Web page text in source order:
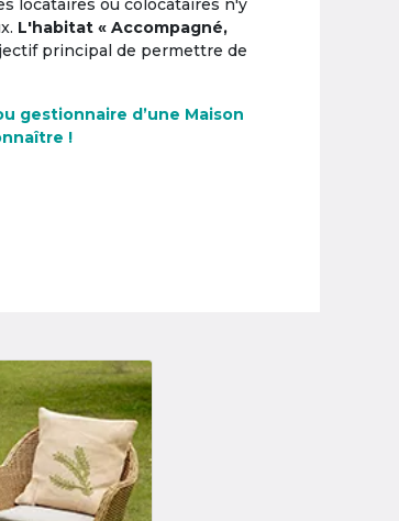
locataires ou colocataires n'y
L'habitat « Accompagné,
principal de permettre de
gestionnaire d’une Maison
!